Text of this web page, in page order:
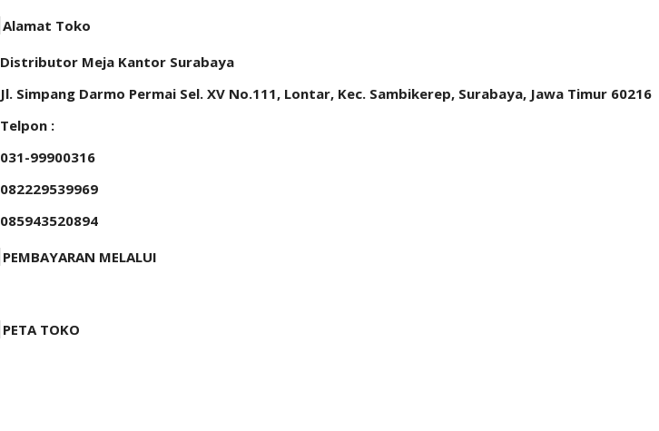
Alamat Toko
Distributor Meja Kantor Surabaya
Jl. Simpang Darmo Permai Sel. XV No.111, Lontar, Kec. Sambikerep, Surabaya, Jawa Timur 60216
Telpon :
031-99900316
082229539969
085943520894
PEMBAYARAN MELALUI
PETA TOKO